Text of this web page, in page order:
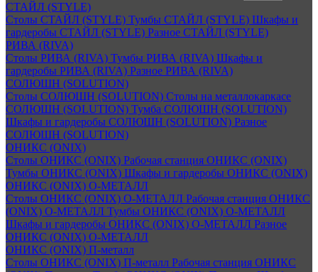
СТАЙЛ (STYLE)
Столы СТАЙЛ (STYLE) Тумбы СТАЙЛ (STYLE) Шкафы и
гардеробы СТАЙЛ (STYLE) Разное СТАЙЛ (STYLE)
РИВА (RIVA)
Столы РИВА (RIVA) Тумбы РИВА (RIVA) Шкафы и
гардеробы РИВА (RIVA) Разное РИВА (RIVA)
СОЛЮШН (SOLUTION)
Столы СОЛЮШН (SOLUTION) Столы на металлокаркасе
СОЛЮШН (SOLUTION) Тумба СОЛЮШН (SOLUTION)
Шкафы и гардеробы СОЛЮШН (SOLUTION) Разное
СОЛЮШН (SOLUTION)
ОНИКС (ONIX)
Столы ОНИКС (ONIX) Рабочая станция ОНИКС (ONIX)
Тумбы ОНИКС (ONIX) Шкафы и гардеробы ОНИКС (ONIX)
ОНИКС (ONIX) O-МЕТАЛЛ
Столы ОНИКС (ONIX) O-МЕТАЛЛ Рабочая станция ОНИКС
(ONIX) O-МЕТАЛЛ Тумбы ОНИКС (ONIX) O-МЕТАЛЛ
Шкафы и гардеробы ОНИКС (ONIX) O-МЕТАЛЛ Разное
ОНИКС (ONIX) O-МЕТАЛЛ
ОНИКС (ONIX) П-металл
Столы ОНИКС (ONIX) П-металл Рабочая станция ОНИКС